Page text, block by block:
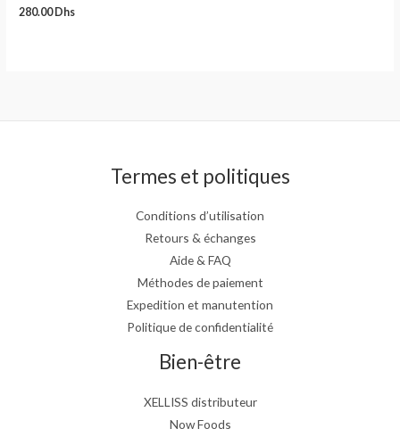
280.00Dhs
Termes et politiques
Conditions d’utilisation
Retours & échanges
Aide & FAQ
Méthodes de paiement
Expedition et manutention
Politique de confidentialité
Bien-être
XELLISS distributeur
Now Foods